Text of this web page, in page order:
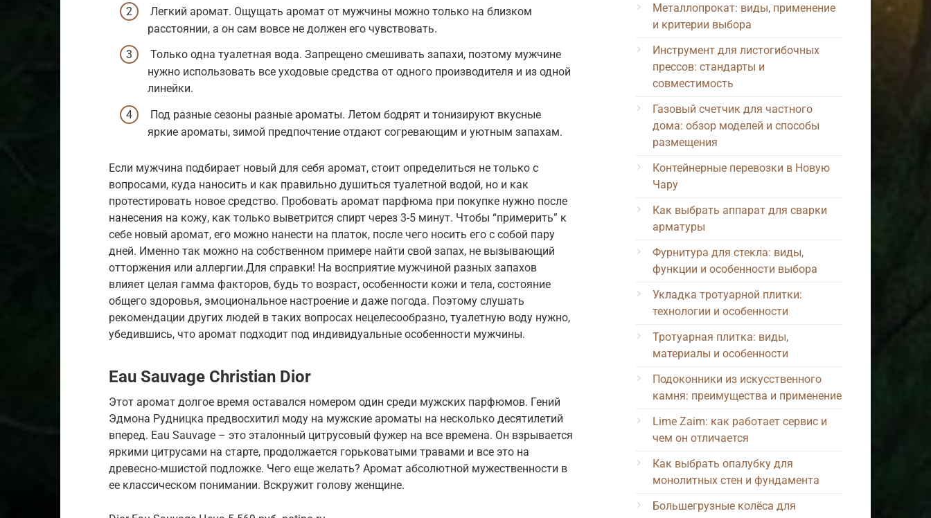
Легкий аромат. Ощущать аромат от мужчины можно только на близком
расстоянии, а он сам вовсе не должен его чувствовать.
Только одна туалетная вода. Запрещено смешивать запахи, поэтому мужчине
нужно использовать все уходовые средства от одного производителя и из одной
линейки.
Под разные сезоны разные ароматы. Летом бодрят и тонизируют вкусные
яркие ароматы, зимой предпочтение отдают согревающим и уютным запахам.
Если мужчина подбирает новый для себя аромат, стоит определиться не только с
вопросами, куда наносить и как правильно душиться туалетной водой, но и как
протестировать новое средство. Пробовать аромат парфюма при покупке нужно после
нанесения на кожу, как только выветрится спирт через 3-5 минут. Чтобы “примерить” к
себе новый аромат, его можно нанести на платок, после чего носить его с собой пару
дней. Именно так можно на собственном примере найти свой запах, не вызывающий
отторжения или аллергии.Для справки! На восприятие мужчиной разных запахов
влияет целая гамма факторов, будь то возраст, особенности кожи и тела, состояние
общего здоровья, эмоциональное настроение и даже погода. Поэтому слушать
рекомендации других людей в таких вопросах нецелесообразно, туалетную воду нужно,
убедившись, что аромат подходит под индивидуальные особенности мужчины.
Eau Sauvage Christian Dior
Этот аромат долгое время оставался номером один среди мужских парфюмов. Гений
Эдмона Рудницка предвосхитил моду на мужские ароматы на несколько десятилетий
вперед. Eau Sauvage – это эталонный цитрусовый фужер на все времена. Он взрывается
яркими цитрусами на старте, продолжается горьковатыми травами и все это на
древесно-мшистой подложке. Чего еще желать? Аромат абсолютной мужественности в
ее классическом понимании. Вскружит голову женщине.
Металлопрокат: виды, применение
и критерии выбора
Инструмент для листогибочных
прессов: стандарты и
совместимость
Газовый счетчик для частного
дома: обзор моделей и способы
размещения
Контейнерные перевозки в Новую
Чару
Как выбрать аппарат для сварки
арматуры
Фурнитура для стекла: виды,
функции и особенности выбора
Укладка тротуарной плитки:
технологии и особенности
Тротуарная плитка: виды,
материалы и особенности
Подоконники из искусственного
камня: преимущества и применение
Lime Zaim: как работает сервис и
чем он отличается
Как выбрать опалубку для
монолитных стен и фундамента
Большегрузные колёса для